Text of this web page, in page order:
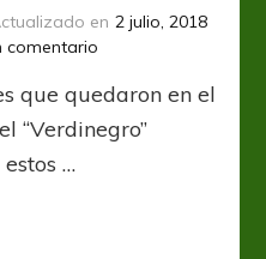
en 2 julio, 2018
comentarioen
un
Bravo
que quedaron en el
“Verdinegro”
…